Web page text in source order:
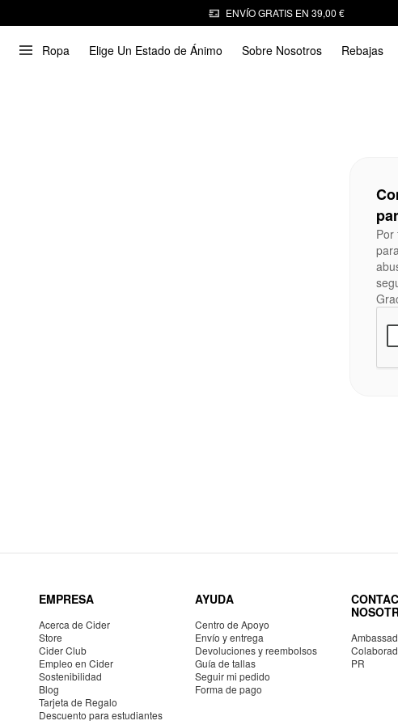
ENVÍO GRATIS EN 39,00 €
Ropa Elige Un Estado de Ánimo Sobre Nosotros Rebajas
Por
EMPRESA
Acerca de Cider
Store
Cider Club
Empleo en Cider
Sostenibilidad
Blog
Tarjeta de Regalo
Descuento para estudiantes
AYUDA
Centro de Apoyo
Envío y entrega
Devoluciones y reembolsos
Guía de tallas
Seguir mi pedido
Forma de pago
PR